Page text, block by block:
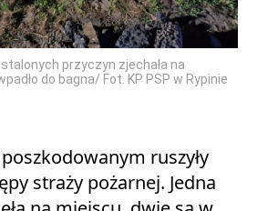
przyczyn zjechała na
do bagna/ Fot. KP PSP w Rypinie
ruszyły
straży pożarnej. Jedna